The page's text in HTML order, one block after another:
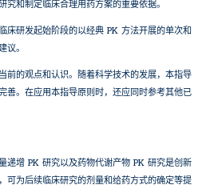
究和制定临床合理用药方案的重要依据。
床研发起始阶段的以经典 PK 方法开展的单次和
议。
前的观点和认识。随着科学技术的发展，本指导
善。在应用本指导原则时，还应同时参考其他已
递增 PK 研究以及药物代谢产物 PK 研究是创新
可为后续临床研究的剂量和给药方式的确定等提